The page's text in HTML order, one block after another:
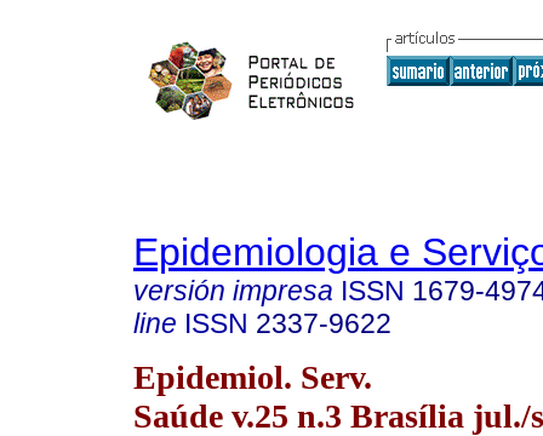
Epidemiologia e
versión impresa ISSN 1679-
line ISSN 2337-9622
Epidemiol. Serv.
Saúde v.25 n.3 Brasília jul./